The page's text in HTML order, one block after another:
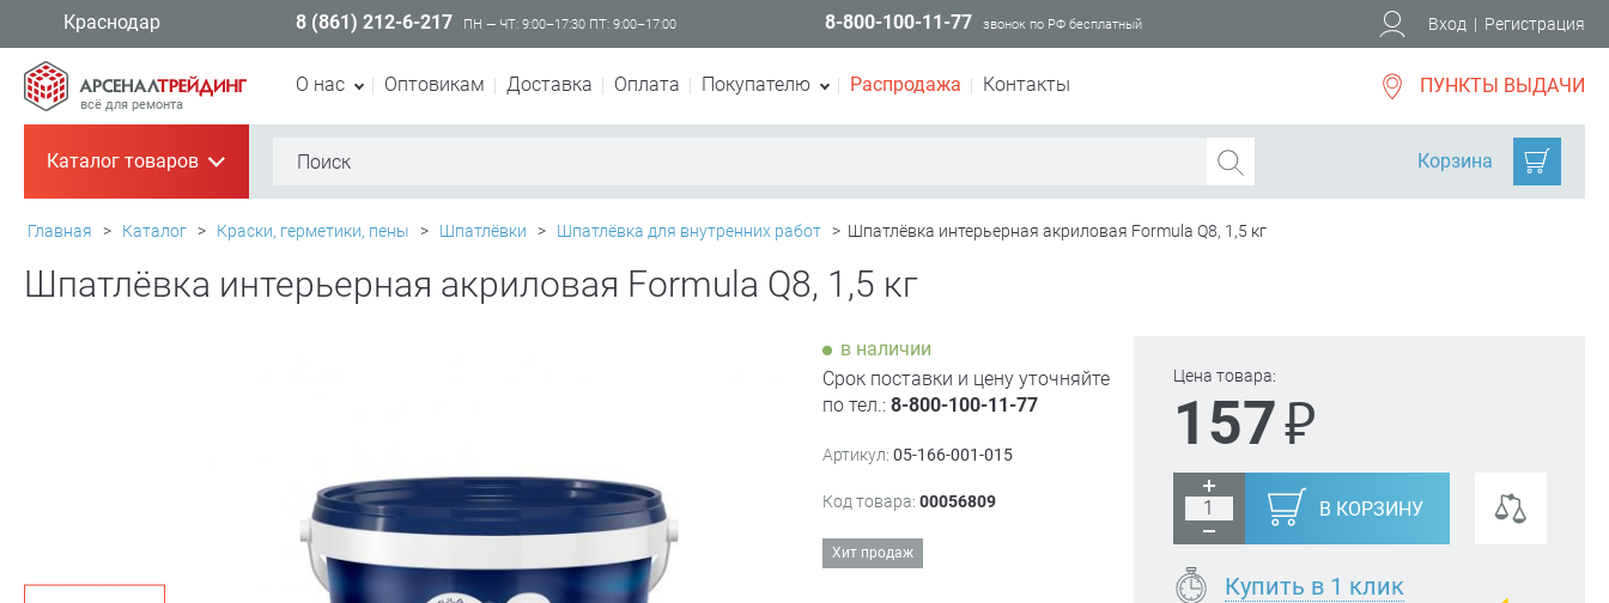
Краснодар 8 (861) 212-6-217 ПН — ЧТ: 9:00–17:30 ПТ: 9:00–17:00 8-800-100-11-77 звонок по РФ бесплатный Вход | Регистрация
всё для ремонта
О нас Оптовикам Доставка Оплата Покупателю Распродажа Контакты ПУНКТЫ ВЫДАЧИ
Каталог товаров+ Корзина
Главная > Каталог > Краски, герметики, пены > Шпатлёвки > Шпатлёвка для внутренних работ > Шпатлёвка интерьерная акриловая Formula Q8, 1,5 кг
Шпатлёвка интерьерная акриловая Formula Q8, 1,5 кг
Цена товара:
157₽
В КОРЗИНУ
Купить в 1 клик
в наличии
Срок поставки и цену уточняйте
по тел.:8-800-100-11-77
Артикул: 05-166-001-015
Код товара: 00056809
Хит продаж